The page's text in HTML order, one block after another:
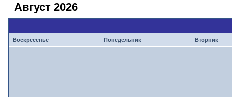
Август 2026
Воскресенье Понедельник Вторник